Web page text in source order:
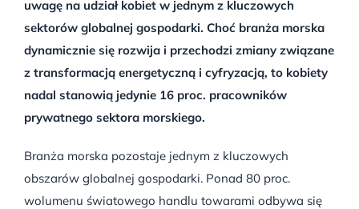
uwagę na udział kobiet w jednym z kluczowych
sektorów globalnej gospodarki. Choć branża morska
dynamicznie się rozwija i przechodzi zmiany związane
z transformacją energetyczną i cyfryzacją, to kobiety
nadal stanowią jedynie 16 proc. pracowników
prywatnego sektora morskiego.
Branża morska pozostaje jednym z kluczowych
obszarów globalnej gospodarki. Ponad 80 proc.
wolumenu światowego handlu towarami odbywa się